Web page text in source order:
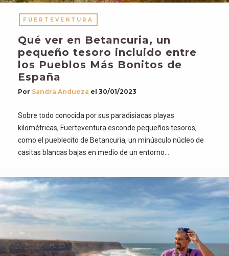
FUERTEVENTURA
Qué ver en Betancuria, un
pequeño tesoro incluido entre
los Pueblos Más Bonitos de
España
Por Sandra Andueza el 30/01/2023
Sobre todo conocida por sus paradisiacas playas
kilométricas, Fuerteventura esconde pequeños tesoros,
como el pueblecito de Betancuria, un minúsculo núcleo de
casitas blancas bajas en medio de un entorno…